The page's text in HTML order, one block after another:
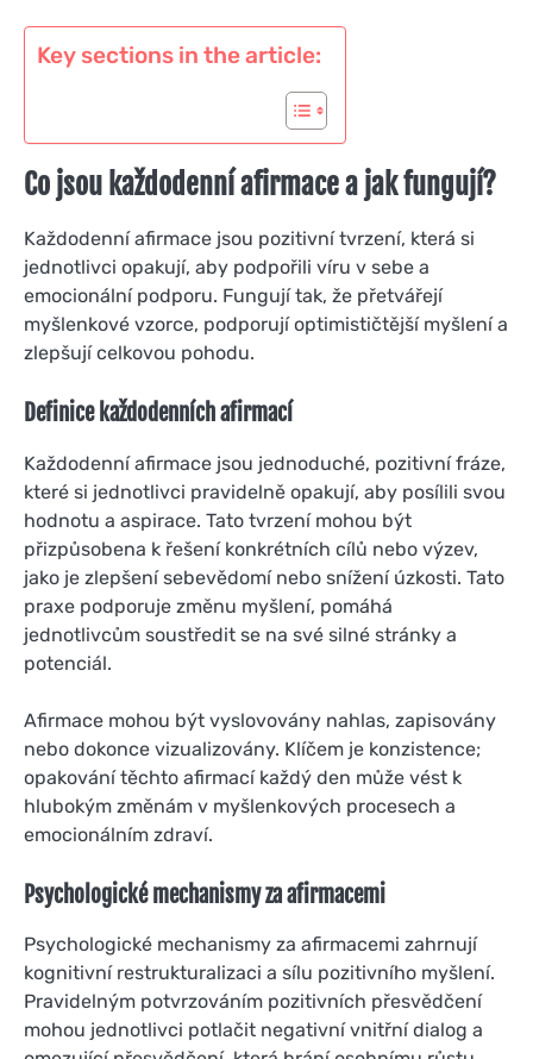
Key sections in the article:
Co jsou každodenní afirmace a jak fungují?
Každodenní afirmace jsou pozitivní tvrzení, která si
jednotlivci opakují, aby podpořili víru v sebe a
emocionální podporu. Fungují tak, že přetvářejí
myšlenkové vzorce, podporují optimističtější myšlení a
zlepšují celkovou pohodu.
Definice každodenních afirmací
Každodenní afirmace jsou jednoduché, pozitivní fráze,
které si jednotlivci pravidelně opakují, aby posílili svou
hodnotu a aspirace. Tato tvrzení mohou být
přizpůsobena k řešení konkrétních cílů nebo výzev,
jako je zlepšení sebevědomí nebo snížení úzkosti. Tato
praxe podporuje změnu myšlení, pomáhá
jednotlivcům soustředit se na své silné stránky a
potenciál.
Afirmace mohou být vyslovovány nahlas, zapisovány
nebo dokonce vizualizovány. Klíčem je konzistence;
opakování těchto afirmací každý den může vést k
hlubokým změnám v myšlenkových procesech a
emocionálním zdraví.
Psychologické mechanismy za afirmacemi
Psychologické mechanismy za afirmacemi zahrnují
kognitivní restrukturalizaci a sílu pozitivního myšlení.
Pravidelným potvrzováním pozitivních přesvědčení
mohou jednotlivci potlačit negativní vnitřní dialog a